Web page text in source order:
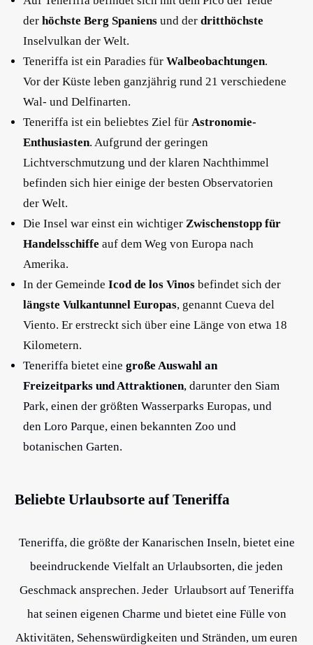
der höchste Berg Spaniens und der dritthöchste
Inselvulkan der Welt.
Teneriffa ist ein Paradies für Walbeobachtungen.
Vor der Küste leben ganzjährig rund 21 verschiedene
Wal- und Delfinarten.
Teneriffa ist ein beliebtes Ziel für Astronomie-
Enthusiasten. Aufgrund der geringen
Lichtverschmutzung und der klaren Nachthimmel
befinden sich hier einige der besten Observatorien
der Welt.
Die Insel war einst ein wichtiger Zwischenstopp für
Handelsschiffe auf dem Weg von Europa nach
Amerika.
In der Gemeinde Icod de los Vinos befindet sich der
längste Vulkantunnel Europas, genannt Cueva del
Viento. Er erstreckt sich über eine Länge von etwa 18
Kilometern.
Teneriffa bietet eine große Auswahl an
Freizeitparks und Attraktionen, darunter den Siam
Park, einen der größten Wasserparks Europas, und
den Loro Parque, einen bekannten Zoo und
botanischen Garten.
Beliebte Urlaubsorte auf Teneriffa
Teneriffa, die größte der Kanarischen Inseln, bietet eine
beeindruckende Vielfalt an Urlaubsorten, die jeden
Geschmack ansprechen. Jeder Urlaubsort auf Teneriffa
hat seinen eigenen Charme und bietet eine Fülle von
Aktivitäten, Sehenswürdigkeiten und Stränden, um euren